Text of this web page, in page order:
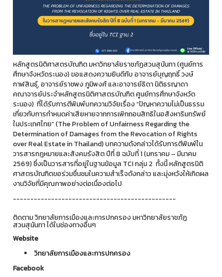
หลักสูตรนิติศาสตรบัณฑิต มหาวิทยาลัยราชภัฏสวนสุนันทา (ศูนย์การ
ศึกษาจังหวัดระนอง) ขอแสดงความยินดีกับ อาจารย์บุญฤทธิ์ วงษ์
กาฬสินธุ์, อาจารย์ราชพง ภูมิพงศ์ และอาจารย์ธิดา นิติธรญาดา
คณาจารย์ประจำหลักสูตรนิติศาสตรบัณฑิต ศูนย์การศึกษาจังหวัด
ระนอง) ที่ได้รับการตีพิมพ์บทความวิจัยเรื่อง “ปัญหาความไม่เป็นธรรม
เกี่ยวกับการกำหนดค่าเสียหายจากการเพิกถอนสิทธิในอสังหาริมทรัพย์
ในประเทศไทย” (The Problem of Unfairness Regarding the
Determination of Damages from the Revocation of Rights
over Real Estate in Thailand) บทความดังกล่าวได้รับการตีพิมพ์ใน
วารสารกฎหมายและสังคมรังสิต ปีที่ 8 ฉบับที่ 1 (มกราคม – มีนาคม
2569) ซึ่งเป็นวารสารที่อยู่ในฐานข้อมูล TCI กลุ่ม 2 ทั้งนี้ หลักสูตรนิติ
ศาสตรบัณฑิตขอร่วมชื่นชมในความสำเร็จดังกล่าว และมุ่งหวังให้เกิดผล
งานวิจัยที่มีคุณภาพอย่างต่อเนื่องต่อไป
-----------------------------------------------
ติดตาม วิทยาลัยการเมืองและการปกครอง มหาวิทยาลัยราชภัฏ
สวนสุนันทา ได้ในช่องทางอื่นๆ
Website
วิทยาลัยการเมืองและการปกครอง
Facebook